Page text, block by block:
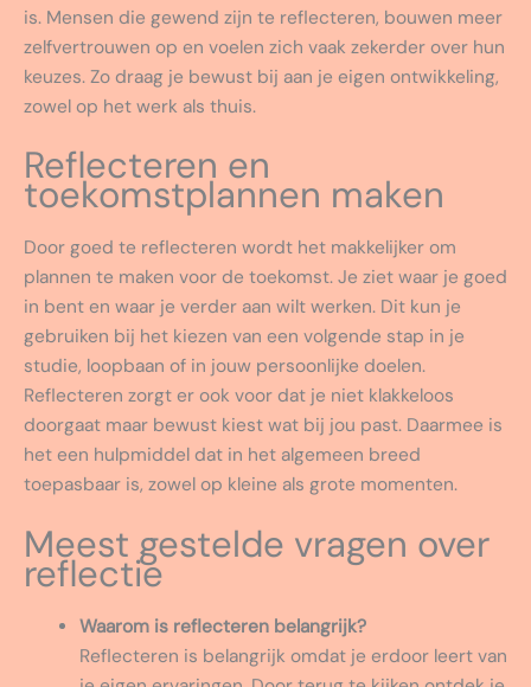
is. Mensen die gewend zijn te reflecteren, bouwen meer
zelfvertrouwen op en voelen zich vaak zekerder over hun
keuzes. Zo draag je bewust bij aan je eigen ontwikkeling,
zowel op het werk als thuis.
Reflecteren en
toekomstplannen maken
Door goed te reflecteren wordt het makkelijker om
plannen te maken voor de toekomst. Je ziet waar je goed
in bent en waar je verder aan wilt werken. Dit kun je
gebruiken bij het kiezen van een volgende stap in je
studie, loopbaan of in jouw persoonlijke doelen.
Reflecteren zorgt er ook voor dat je niet klakkeloos
doorgaat maar bewust kiest wat bij jou past. Daarmee is
het een hulpmiddel dat in het algemeen breed
toepasbaar is, zowel op kleine als grote momenten.
Meest gestelde vragen over
reflectie
Waarom is reflecteren belangrijk?
Reflecteren is belangrijk omdat je erdoor leert van